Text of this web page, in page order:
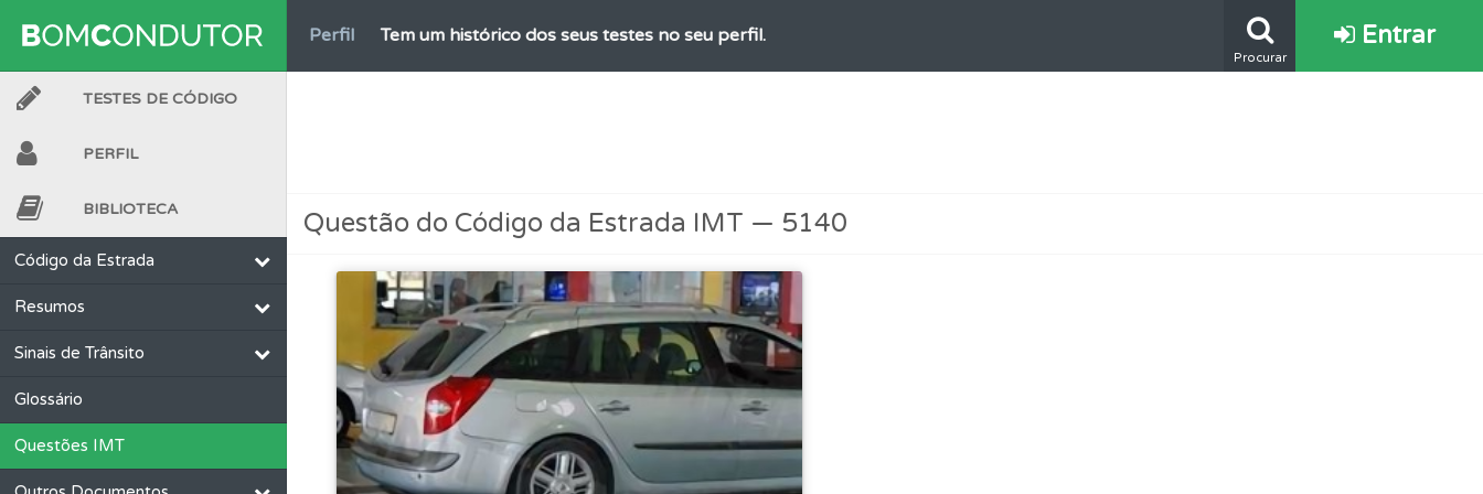
Perfil Tem um histórico dos seus testes no seu perfil.
Questões Consulte os comentários da questão quando tem dúvidas.
Perfil Consulte as suas estatísticas no seu perfil.
Perfil Veja as questões que errou no seu perfil.
Procurar
Entrar
TESTES DE CÓDIGO
PERFIL
BIBLIOTECA
Código da Estrada
Resumos
Sinais de Trânsito
Glossário
Questões IMT
Questão do Código da Estrada IMT — 5140